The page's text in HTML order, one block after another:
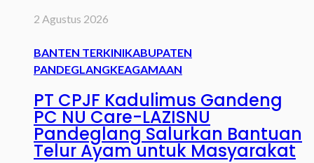
2 Agustus 2026
BANTEN TERKINIKABUPATEN
PANDEGLANGKEAGAMAAN
PT CPJF Kadulimus Gandeng
PC NU Care-LAZISNU
Pandeglang Salurkan Bantuan
Telur Ayam untuk Masyarakat